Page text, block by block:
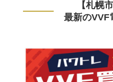
【札幌
最新のVVF